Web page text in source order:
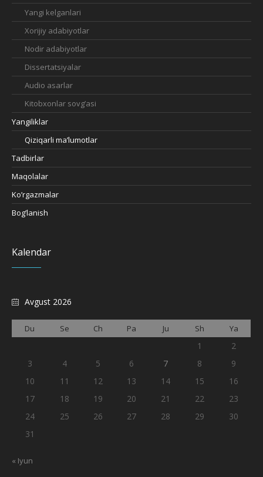
Yangi kelganlari
Xorijiy adabiyotlar
Nodir adabiyotlar
Dissertatsiyalar
Audio asarlar
Kitobxonlar sovg’asi
Yangiliklar
Qiziqarli ma’lumotlar
Tadbirlar
Maqolalar
Ko’rgazmalar
Bog’lanish
Kalendar
Avgust 2026
Du Se Ch Pa Ju Sh Ya
1
2
3
4 5 6 7 8
9
10
11 12 13 14 15
16
17
18 19 20 21 22
23
24
25 26 27 28 29
30
31
« Iyun